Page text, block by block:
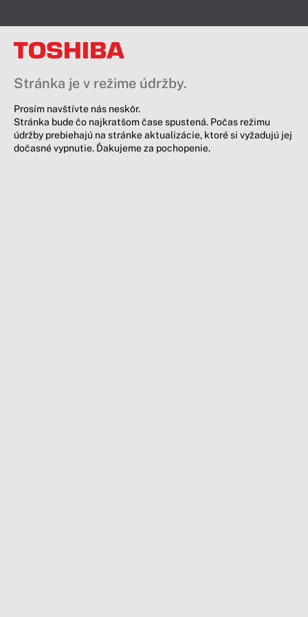
Stránka je v režime údržby.
Prosím navštívte nás neskôr.
Stránka bude čo najkratšom čase spustená. Počas režimu
údržby prebiehajú na stránke aktualizácie, ktoré si vyžadujú jej
dočasné vypnutie. Ďakujeme za pochopenie.